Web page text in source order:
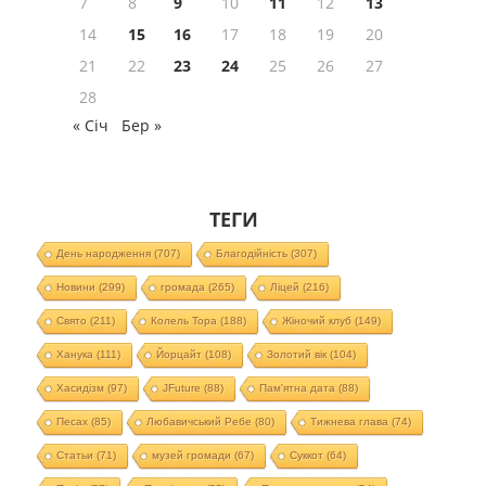
14
15 16 17 18 19
20
21
22 23 24 25 26
27
28
« Січ
Бер »
ТЕГИ
День народження(707) Благодійність(307)
Новини (299) громада (265) Ліцей (216)
Свято (211) Колель Тора (188) Жіночий клуб (149)
Ханука (111) Йорцайт (108) Золотий вік(104)
Хасидізм (97) JFuture (88) Пам'ятна дата (88)
Песах(85) Любавичський Ребе (80) Тижнева глава (74)
Статьи (71) музей громади (67) Суккот (64)